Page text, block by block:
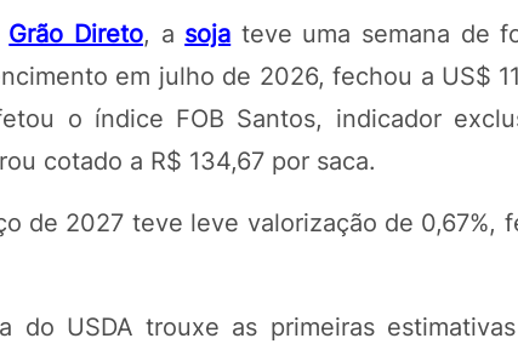
Grão Direto, a soja teve uma semana de
em julho de 2026, fechou a US$
o índice FOB Santos, indicador
cotado a R$ 134,67 por saca.
de 2027 teve leve valorização de 0,67%,
do USDA trouxe as primeiras